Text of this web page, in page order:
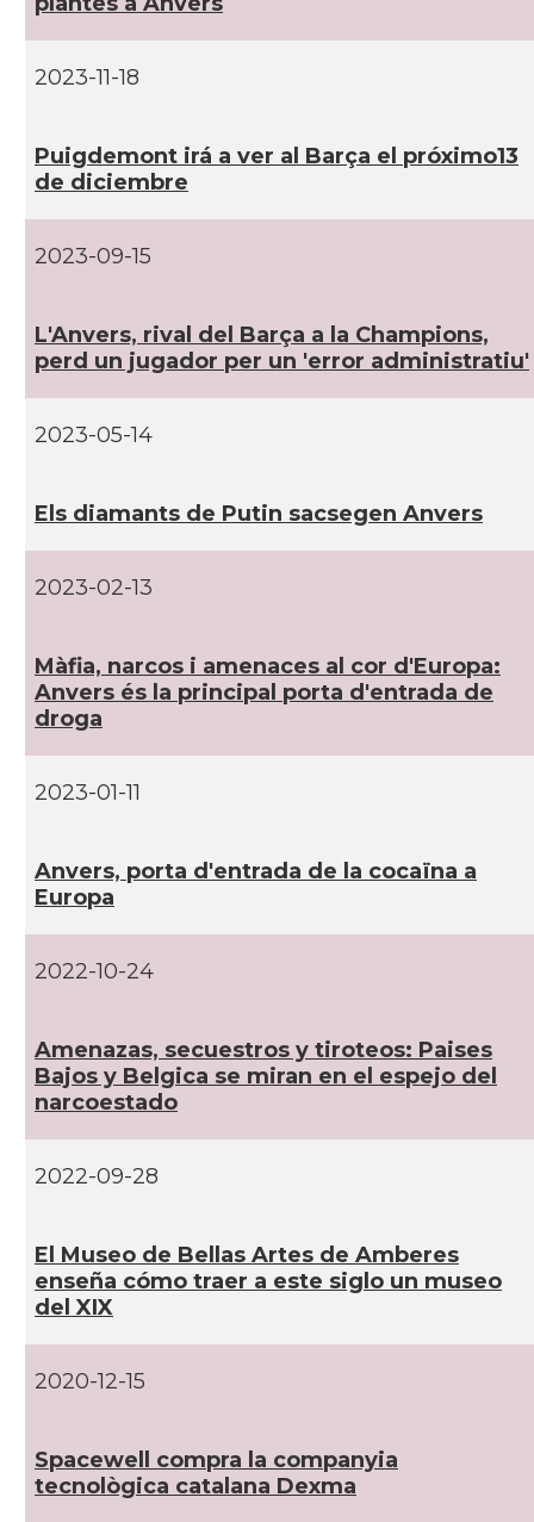
2023-11-18
Puigdemont irá a ver al Barça el próximo13
de diciembre
2023-09-15
L'Anvers, rival del Barça a la Champions,
perd un jugador per un 'error administratiu'
2023-05-14
Els diamants de Putin sacsegen Anvers
2023-02-13
Màfia, narcos i amenaces al cor d'Europa:
Anvers és la principal porta d'entrada de
droga
2023-01-11
Anvers, porta d'entrada de la cocaïna a
Europa
2022-10-24
Amenazas, secuestros y tiroteos: Paises
Bajos y Belgica se miran en el espejo del
narcoestado
2022-09-28
El Museo de Bellas Artes de Amberes
enseña cómo traer a este siglo un museo
del XIX
2020-12-15
Spacewell compra la companyia
tecnològica catalana Dexma